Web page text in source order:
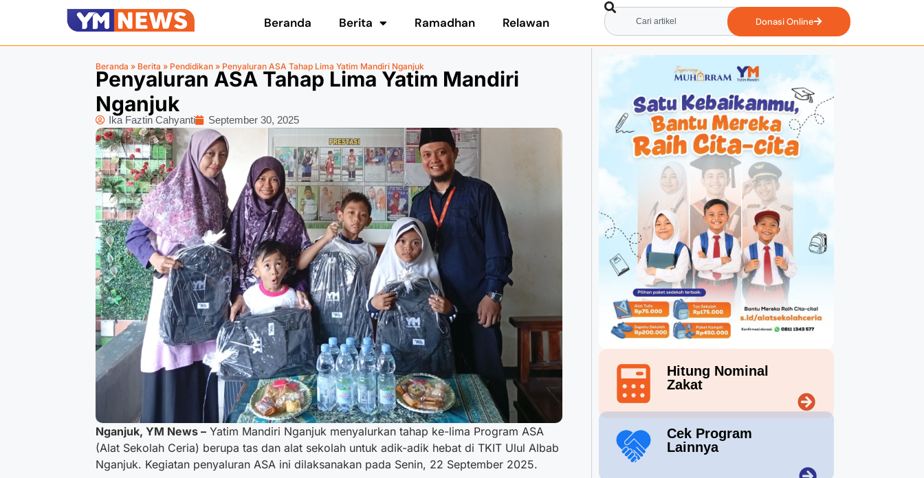
Beranda Berita Ramadhan Relawan Donasi Online
Beranda » Berita » Pendidikan » Penyaluran ASA Tahap Lima Yatim Mandiri Nganjuk
Penyaluran ASA Tahap Lima Yatim Mandiri
Nganjuk
Ika Faztin Cahyanti September 30, 2025
Nganjuk, YM News – Yatim Mandiri Nganjuk menyalurkan tahap ke-lima Program ASA
(Alat Sekolah Ceria) berupa tas dan alat sekolah untuk adik-adik hebat di TKIT Ulul Albab
Nganjuk. Kegiatan penyaluran ASA ini dilaksanakan pada Senin, 22 September 2025.
Hitung Nominal
Zakat
Cek Program
Lainnya